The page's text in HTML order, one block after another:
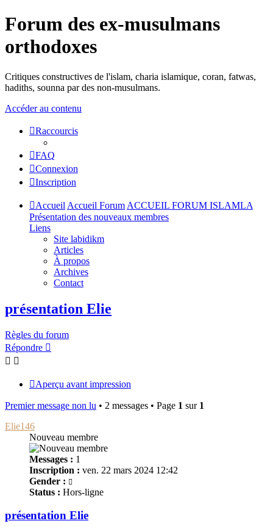
Forum des ex-musulmans
orthodoxes
Critiques constructives de l'islam, charia islamique, coran, fatwas,
hadiths, sounna par des non-musulmans.
Accéder au contenu
Raccourcis
FAQ
Connexion
Inscription
Accueil Accueil Forum ACCUEIL FORUM ISLAMLA
Présentation des nouveaux membres
Liens
Site labidikm
Articles
À propos
Archives
Contact
présentation Elie
Règles du forum
Répondre
Aperçu avant impression
Premier message non lu • 2 messages • Page 1 sur 1
Elie146
Nouveau membre
Messages : 1
Inscription : ven. 22 mars 2024 12:42
Gender :
Status : Hors-ligne
présentation Elie